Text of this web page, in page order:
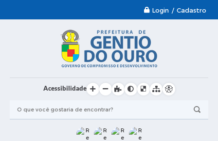
Login / Cadastro
Acessibilidade